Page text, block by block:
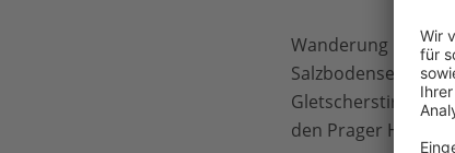
Wanderung im
Salzbodensee,
Gletscherstirn des
den Prager Hütten-